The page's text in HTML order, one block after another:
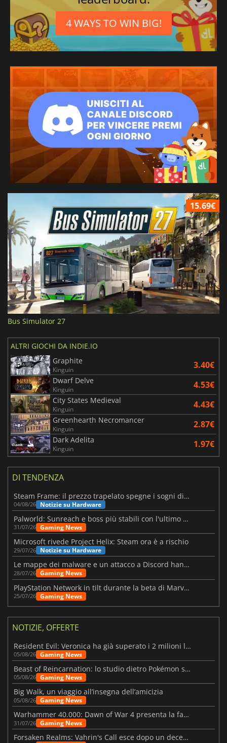
4 WAYS TO WIN BIG!
15.69€
Bus Simulator 27
ALTRI GIOCHI DA INDIE.IO
Graphite
Kinguin 3.40€
Dwarf Delve
Kinguin 4.53€
City States Medieval
Kinguin 4.43€
Greenhearth Necromancer
Kinguin 2.87€
Dark Adelita
Kinguin 1.97€
DI TENDENZA
Steam Frame: il prezzo trapelato spegne i sogni di un VR economico
04/08/26 Notizie su Hardware
Palworld: Sunreach e boss più stabili con l'ultimo update
31/07/26 Gaming News
Microsoft rivede Project Helix: Steam ora è a rischio
29/07/26 Notizie su Hardware
Le mappe dei malware e un attacco a Discord hanno colpito Meccha Chameleon
28/07/26 Gaming News
PlayStation Network in tilt durante la beta di Marvel Tōkon
25/07/26 Gaming News
NOTIZIE, OFFERTE
Resident Evil: Veronica ha già superato i 2 milioni liste dei desideri
05/08/26 Gaming News
Beast of Reincarnation: lo studio dietro Pokémon su una nuova strada
05/08/26 Gaming News
Big Walk, un viaggio all’insegna dell’amicizia
05/08/26 Gaming News
Warhammer 40.000: Dawn of War 4 presenta la fazione dei Necron
31/07/26 Gaming News
Forsaken Realms: Vahrin's Call esce dopo un decennio di sviluppo